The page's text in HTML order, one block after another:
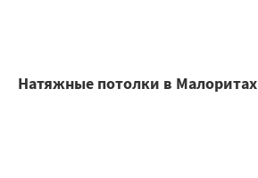
Натяжные потолки в Малоритах